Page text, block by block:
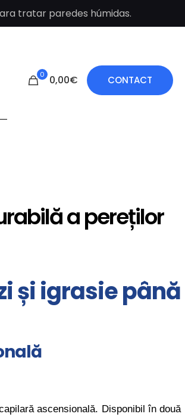
tratar paredes húmidas.
0 0,00€ CONTACT
a pereților
și igrasie până
ascensională. Disponibil în două